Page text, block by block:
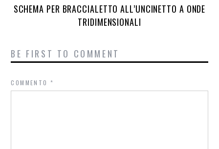
SCHEMA PER BRACCIALETTO ALL’UNCINETTO A ONDE
TRIDIMENSIONALI
BE FIRST TO COMMENT
COMMENTO*